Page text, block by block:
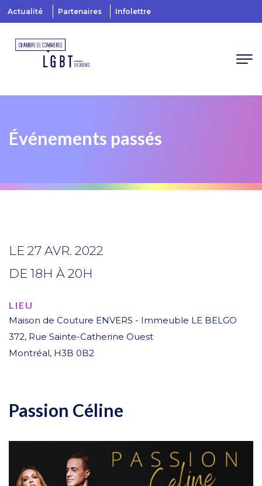
Actualité Partenaires Infolettre
Événements passés
LE 27 AVR. 2022
DE 18H À 20H
LIEU
Maison de Couture ENVERS - Immeuble LE BELGO
372, Rue Sainte-Catherine Ouest
Montréal, H3B 0B2
Passion Céline